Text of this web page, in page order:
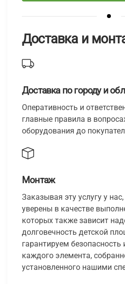
Доставка и
Доставка по городу и
Оперативность и
главные правила в
оборудования до
Монтаж
Заказывая эту услугу у
уверены в качестве
которых также зависит
долговечность детской
гарантируем безопасность
каждого элемента,
установленного нашими